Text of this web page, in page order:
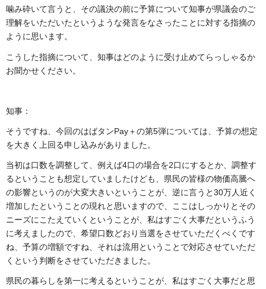
噛み砕いて言うと、その議決の前に予算について知事が県議会のご
理解をいただいたというような発言をなさったことに対する指摘の
ように思います。
こうした指摘について、知事はどのように受け止めてらっしゃるか
お聞かせください。
知事：
そうですね、今回のはばタンPay＋の第5弾については、予算の想定
を大きく上回る申し込みがありました。
当初は口数を調整して、例えば4口の場合を2口にするとか、調整す
るということも想定していましたけども、県民の皆様の物価高騰へ
の影響というのが大変大きいということが、逆に言うと30万人近く
増加したということの現れと思いますので、ここはしっかりとその
ニーズにこたえていくということが、私はすごく大事だというふう
に考えましたので、希望口数どおり当選をさせていただくべくです
ね、予算の増額ですね、それは流用ということで対応させていただ
くという判断をさせていただきました。
県民の暮らしを第一に考えるということが、私はすごく大事だと思